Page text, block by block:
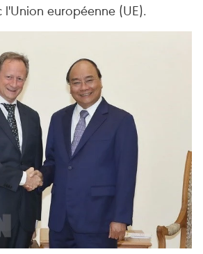
européenne (UE).